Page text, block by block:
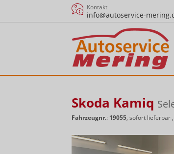
Kontakt
info@autoservice-
Skoda Kamiq
Fahrzeugnr.: 19055, sofort lieferbar